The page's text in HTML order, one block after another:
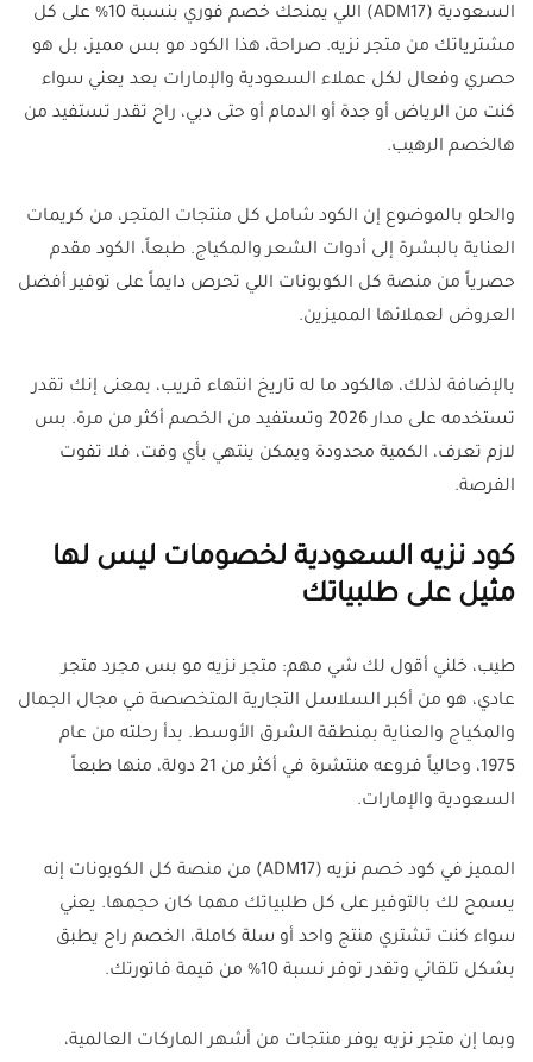
السعودية (ADM17) اللي يمنحك خصم فوري بنسبة 10% على كل
مشترياتك من متجر نزيه. صراحة، هذا الكود مو بس مميز، بل هو
حصري وفعال لكل عملاء السعودية والإمارات بعد يعني سواء
كنت من الرياض أو جدة أو الدمام أو حتى دبي، راح تقدر تستفيد من
هالخصم الرهيب.
والحلو بالموضوع إن الكود شامل كل منتجات المتجر، من كريمات
العناية بالبشرة إلى أدوات الشعر والمكياج. طبعاً، الكود مقدم
حصرياً من منصة كل الكوبونات اللي تحرص دايماً على توفير أفضل
العروض لعملائها المميزين.
بالإضافة لذلك، هالكود ما له تاريخ انتهاء قريب، بمعنى إنك تقدر
تستخدمه على مدار 2026 وتستفيد من الخصم أكثر من مرة. بس
لازم تعرف، الكمية محدودة ويمكن ينتهي بأي وقت، فلا تفوت
الفرصة.
كود نزيه السعودية لخصومات ليس لها
مثيل على طلبياتك
طيب، خلني أقول لك شي مهم: متجر نزيه مو بس مجرد متجر
عادي، هو من أكبر السلاسل التجارية المتخصصة في مجال الجمال
والمكياج والعناية بمنطقة الشرق الأوسط. بدأ رحلته من عام
1975، وحالياً فروعه منتشرة في أكثر من 21 دولة، منها طبعاً
السعودية والإمارات.
المميز في كود خصم نزيه (ADM17) من منصة كل الكوبونات إنه
يسمح لك بالتوفير على كل طلبياتك مهما كان حجمها. يعني
سواء كنت تشتري منتج واحد أو سلة كاملة، الخصم راح يطبق
بشكل تلقائي وتقدر توفر نسبة 10% من قيمة فاتورتك.
وبما إن متجر نزيه يوفر منتجات من أشهر الماركات العالمية،